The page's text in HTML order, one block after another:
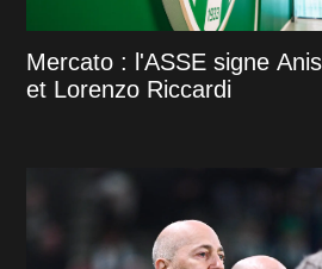
Mercato : l'ASSE signe
et Lorenzo Riccardi